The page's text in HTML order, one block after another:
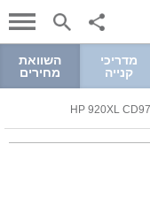
מדריכי
קנייה
השוואת
מחירים